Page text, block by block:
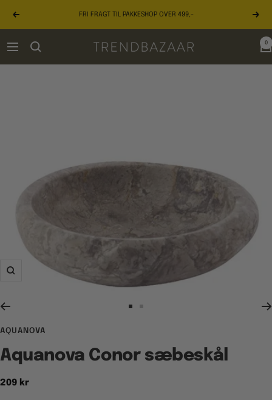
Forrige FRI FRAGT TIL PAKKESHOP OVER 499,-
Navigation TRENDBAZAAR
0
Zoom
AQUANOVA
Aquanova Conor sæbeskål
Tilbudspris
209 kr